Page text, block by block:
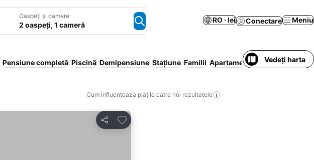
Oaspeți și camere
2 oaspeți, 1 cameră
RO · lei Conectare Meniu
Pensiune completă Piscină Demipensiune Stațiune Familii Apartament în regim hotelier
Vedeți harta
Cum influențează plățile către noi rezultatele
Distribuiți
Adăugaţi la favorite